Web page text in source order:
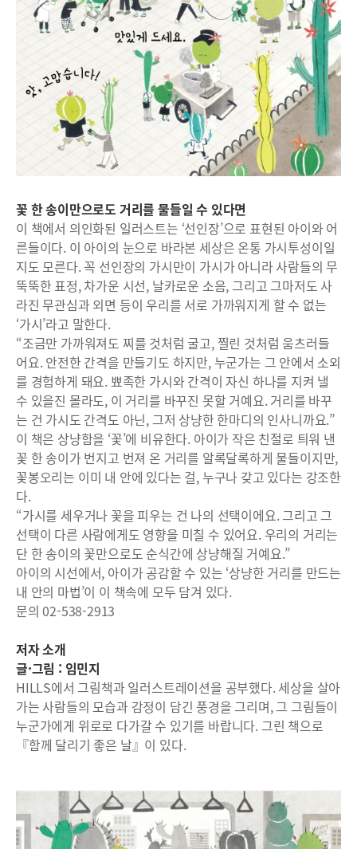
꽃 한 송이만으로도 거리를 물들일 수 있다면
이 책에서 의인화된 일러스트는 ‘선인장’으로 표현된 아이와 어
른들이다. 이 아이의 눈으로 바라본 세상은 온통 가시투성이일
지도 모른다. 꼭 선인장의 가시만이 가시가 아니라 사람들의 무
뚝뚝한 표정, 차가운 시선, 날카로운 소음, 그리고 그마저도 사
라진 무관심과 외면 등이 우리를 서로 가까워지게 할 수 없는
‘가시’라고 말한다.
“조금만 가까워져도 찌를 것처럼 굴고, 찔린 것처럼 움츠러들
어요. 안전한 간격을 만들기도 하지만, 누군가는 그 안에서 소외
를 경험하게 돼요. 뾰족한 가시와 간격이 자신 하나를 지켜 낼
수 있을진 몰라도, 이 거리를 바꾸진 못할 거예요. 거리를 바꾸
는 건 가시도 간격도 아닌, 그저 상냥한 한마디의 인사니까요.”
이 책은 상냥함을 ‘꽃’에 비유한다. 아이가 작은 친절로 틔워 낸
꽃 한 송이가 번지고 번져 온 거리를 알록달록하게 물들이지만,
꽃봉오리는 이미 내 안에 있다는 걸, 누구나 갖고 있다는 강조한
다.
“가시를 세우거나 꽃을 피우는 건 나의 선택이에요. 그리고 그
선택이 다른 사람에게도 영향을 미칠 수 있어요. 우리의 거리는
단 한 송이의 꽃만으로도 순식간에 상냥해질 거예요.”
아이의 시선에서, 아이가 공감할 수 있는 ‘상냥한 거리를 만드는
내 안의 마법’이 이 책속에 모두 담겨 있다.
문의 02-538-2913
저자 소개
글·그림 : 임민지
HILLS에서 그림책과 일러스트레이션을 공부했다. 세상을 살아
가는 사람들의 모습과 감정이 담긴 풍경을 그리며, 그 그림들이
누군가에게 위로로 다가갈 수 있기를 바랍니다. 그린 책으로
『함께 달리기 좋은 날』이 있다.